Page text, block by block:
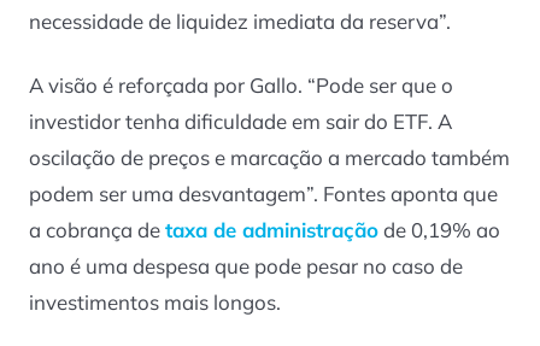
necessidade de liquidez imediata da reserva”.
A visão é reforçada por Gallo. “Pode ser que o
investidor tenha dificuldade em sair do ETF. A
oscilação de preços e marcação a mercado também
podem ser uma desvantagem”. Fontes aponta que
a cobrança detaxa de administraçãode 0,19% ao
ano é uma despesa que pode pesar no caso de
investimentos mais longos.